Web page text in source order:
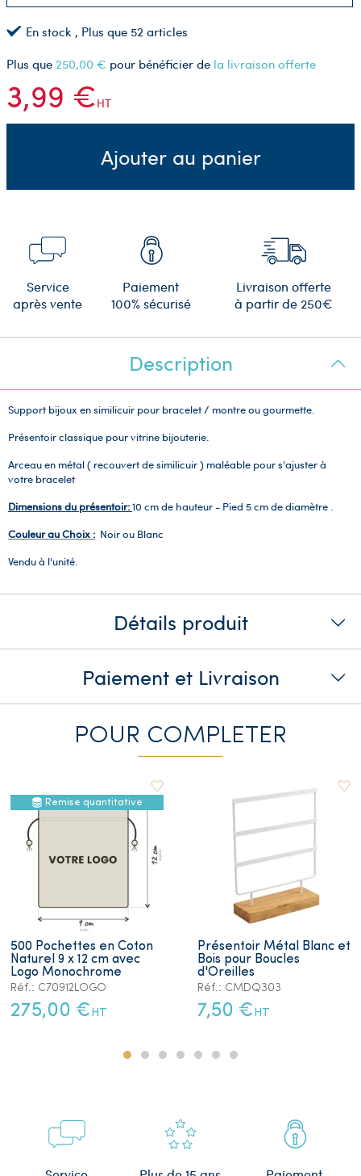
En stock , Plus que 52 articles
Plus que 250,00 € pour bénéficier de la livraison offerte
3,99 €HT
Ajouter au panier
Service
après vente
Paiement
100% sécurisé
Livraison offerte
à partir de 250€
Description
Support bijoux en similicuir pour bracelet / montre ou gourmette.
Présentoir classique pour vitrine bijouterie.
Arceau en métal ( recouvert de similicuir ) maléable pour s'ajuster à
votre bracelet
Dimensions du présentoir:10 cm de hauteur - Pied 5 cm de diamètre .
Couleur au Choix : Noir ou Blanc
Vendu à l'unité.
Détails produit
Paiement et Livraison
POUR COMPLETER
Remise quantitative
500 Pochettes en Coton
Naturel 9 x 12 cm avec
Logo Monochrome
Réf.: C70912LOGO
275,00 € HT
Présentoir Métal Blanc et
Bois pour Boucles
d'Oreilles
Réf.: CMDQ303
7,50 € HT